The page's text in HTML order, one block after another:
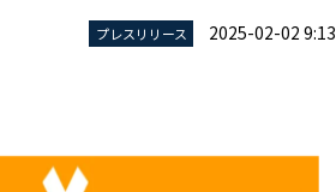
プレスリリース 2025-02-02 9:13